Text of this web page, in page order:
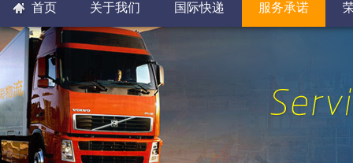
首页 关于我们 国际快递 服务承诺